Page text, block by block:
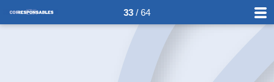
33 / 64